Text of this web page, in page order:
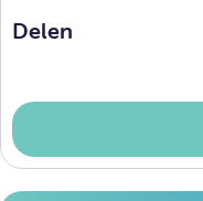
Delen